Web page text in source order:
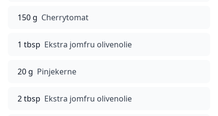
150 g Cherrytomat
1 tbsp Ekstra jomfru olivenolie
20 g Pinjekerne
2 tbsp Ekstra jomfru olivenolie